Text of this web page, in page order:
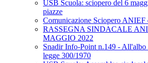
USB Scuola: sciopero del 6
piazze
Comunicazione Sciopero ANIEF
RASSEGNA SINDACALE
MAGGIO 2022
Snadir Info-Point n.149 - All'albo
legge 300/1970